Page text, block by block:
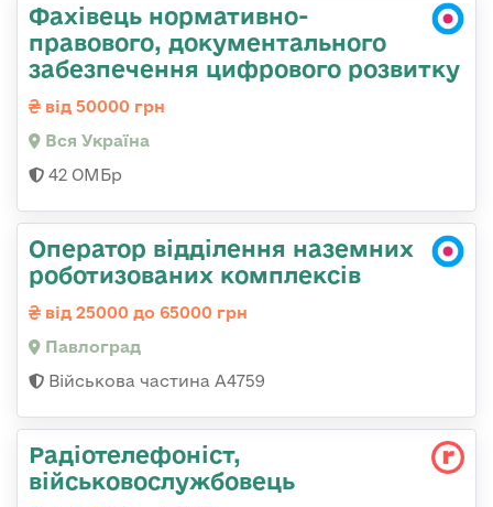
Фахівець нормативно-
правового, документального
забезпечення цифрового розвитку
від 50000 грн
Вся Україна
42 ОМБр
Оператор відділення наземних
роботизованих комплексів
від 25000 до 65000 грн
Павлоград
Військова частина А4759
Радіотелефоніст,
військовослужбовець